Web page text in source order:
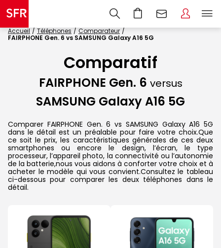
Accueil Téléphones
Comparateur
FAIRPHONE Gen. 6 vs SAMSUNG Galaxy A16 5G
Comparatif
FAIRPHONE Gen. 6 versus
SAMSUNG Galaxy A16 5G
Comparer FAIRPHONE Gen. 6 vs SAMSUNG Galaxy A16 5G
dans le détail est un préalable pour faire votre choix.Que
ce soit le prix, les caractéristiques générales de ces deux
smartphones ou encore le design, l’écran, le type
processeur, l’appareil photo, la connectivité ou l’autonomie
de la batterie,nous vous aidons à conforter votre choix et à
acheter le modèle qui vous convient.Consultez le tableau
ci-dessous pour comparer les deux téléphones dans le
détail.